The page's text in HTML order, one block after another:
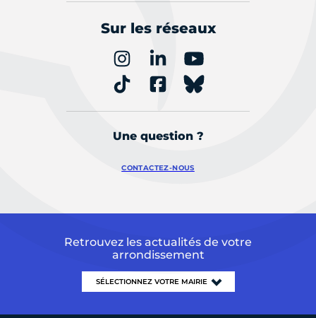
Sur les réseaux
Une question ?
CONTACTEZ-NOUS
Retrouvez les actualités de votre
arrondissement